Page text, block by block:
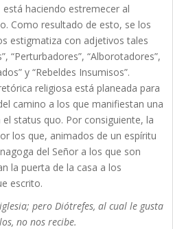
haciendo estremecer al
Como resultado de esto, se los
estigmatiza con adjetivos tales
“Perturbadores”, “Alborotadores”,
y “Rebeldes Insumisos”.
religiosa está planeada para
camino a los que manifiestan una
status quo. Por consiguiente, la
los que, animados de un espíritu
del Señor a los que son
la puerta de la casa a los
escrito.
pero Diótrefes, al cual le gusta
no nos recibe.